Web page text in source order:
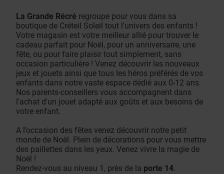
La Grande Récré regroupe pour vous dans sa
boutique de Créteil Soleil tout l'univers des enfants !
Votre magasin est votre meilleur allié pour trouver le
cadeau parfait pour Noël, pour un anniversaire, une
fête, ou pour faire plaisir tout simplement, sans
occasion particulière ! Venez découvrir les nouveaux
jeux et jouets ainsi que tous les héros préférés de vos
enfants dans notre vaste espace dédié aux 0-12 ans.
Nos parents-conseillers vous accompagnent dans
l'achat d'un jouet adapté aux goûts et aux besoins de
votre enfant.
A l’occasion des fêtes venez découvrir notre petit
monde de Noël. Plein de décorations pour vous mettre
des paillettes dans les yeux. Venez vivre la magie de
Noël !
Rendez-vous au niveau 1, près de la porte 14.